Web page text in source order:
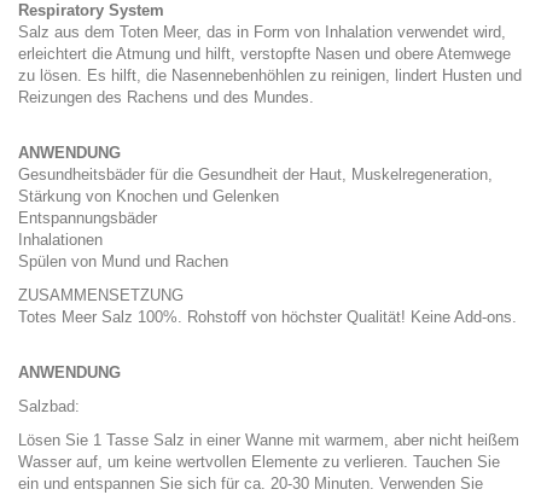
Respiratory System
Salz aus dem Toten Meer, das in Form von Inhalation verwendet wird,
erleichtert die Atmung und hilft, verstopfte Nasen und obere Atemwege
zu lösen. Es hilft, die Nasennebenhöhlen zu reinigen, lindert Husten und
Reizungen des Rachens und des Mundes.
ANWENDUNG
Gesundheitsbäder für die Gesundheit der Haut, Muskelregeneration,
Stärkung von Knochen und Gelenken
Entspannungsbäder
Inhalationen
Spülen von Mund und Rachen
ZUSAMMENSETZUNG
Totes Meer Salz 100%. Rohstoff von höchster Qualität! Keine Add-ons.
ANWENDUNG
Salzbad:
Lösen Sie 1 Tasse Salz in einer Wanne mit warmem, aber nicht heißem
Wasser auf, um keine wertvollen Elemente zu verlieren. Tauchen Sie
ein und entspannen Sie sich für ca. 20-30 Minuten. Verwenden Sie